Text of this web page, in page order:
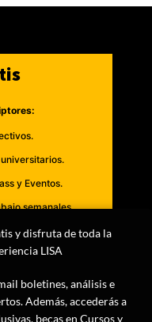
y Eventos.
semanales.
Challenge.
y disfruta de toda la
LISA
boletines, análisis e
Además, accederás a
becas en Cursos y